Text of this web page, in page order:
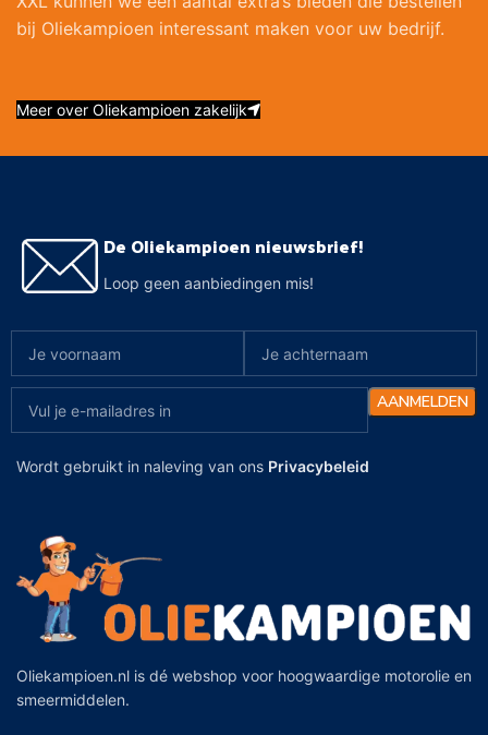
bij Oliekampioen interessant maken voor uw bedrijf.
Meer over Oliekampioen zakelijk
De Oliekampioen nieuwsbrief!
Loop geen aanbiedingen mis!
Wordt gebruikt in naleving van ons Privacybeleid
Oliekampioen.nl is dé webshop voor hoogwaardige motorolie en
smeermiddelen.